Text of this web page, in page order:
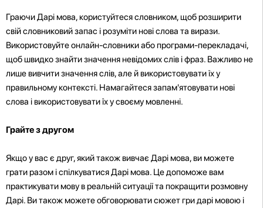
Граючи Дарі мова, користуйтеся словником, щоб розширити
свій словниковий запас і розуміти нові слова та вирази.
Використовуйте онлайн-словники або програми-перекладачі,
щоб швидко знайти значення невідомих слів і фраз. Важливо не
лише вивчити значення слів, але й використовувати їх у
правильному контексті. Намагайтеся запам'ятовувати нові
слова і використовувати їх у своєму мовленні.
Грайте з другом
Якщо у вас є друг, який також вивчає Дарі мова, ви можете
грати разом і спілкуватися Дарі мова. Це допоможе вам
практикувати мову в реальній ситуації та покращити розмовну
Дарі. Ви також можете обговорювати сюжет гри дарі мовою і